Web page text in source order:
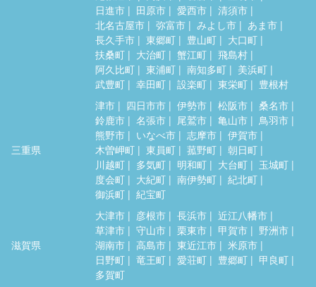
日進市
田原市 愛西市
清須市
北名古屋市
弥富市 みよし市
あま市
長久手市
東郷町 豊山町
大口町
扶桑町
大治町 蟹江町
飛島村
阿久比町
東浦町 南知多町
美浜町
武豊町
幸田町 設楽町 東栄町 豊根村
三重県
津市 四日市市 伊勢市 松阪市
桑名市
鈴鹿市
名張市 尾鷲市 亀山市
鳥羽市
熊野市
いなべ市 志摩市
伊賀市
木曽岬町
東員町 菰野町
朝日町
川越町
多気町 明和町 大台町
玉城町
度会町
大紀町 南伊勢町
紀北町
御浜町
紀宝町
滋賀県
大津市 彦根市 長浜市
近江八幡市
草津市
守山市 栗東市 甲賀市
野洲市
湖南市
高島市 東近江市
米原市
日野町
竜王町 愛荘町 豊郷町
甲良町
多賀町